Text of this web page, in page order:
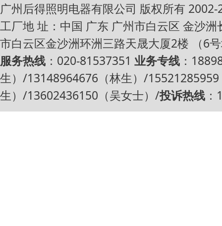
广州后得照明电器有限公司 版权所有
工厂地 址：中国 广东 广州市白云区 金沙
市白云区金沙洲环洲三路天晟大厦2楼 （6
服务热线 ：020-81537351 业务专线 ：
生）/13148964676（林生）/
生）/13602436150（吴女士）/投诉热线